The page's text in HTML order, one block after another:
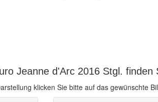
Jeanne d'Arc 2016 Stgl. finden
klicken Sie bitte auf das gewünschte